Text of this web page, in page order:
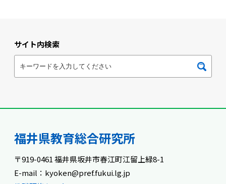
サイト内検索
福井県教育総合研究所
〒919-0461 福井県坂井市春江町江留上緑8-1
E-mail：kyoken@pref.fukui.lg.jp